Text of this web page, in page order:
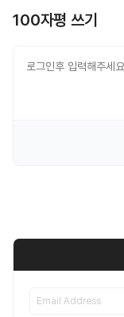
100자평 쓰기